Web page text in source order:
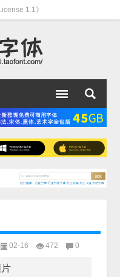
1.1》
02-16 472 0